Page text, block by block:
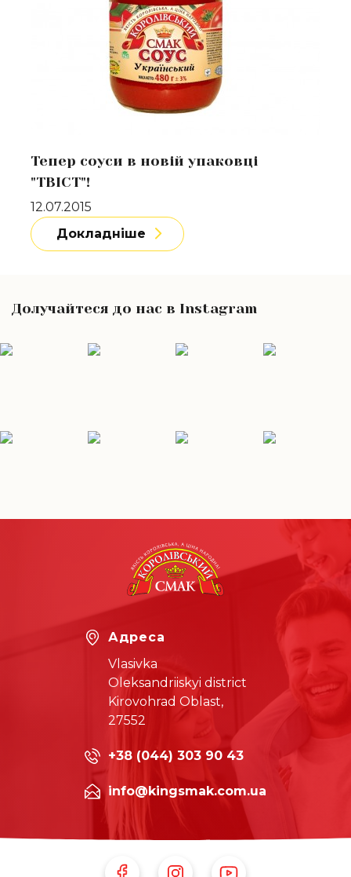
Тепер соуси в новій упаковці
"ТВІСТ"!
12.07.2015
Докладніше
Долучайтеся до нас в Instagram
Адреса
Vlasivka
Oleksandriiskyi district
Kirovohrad Oblast,
27552
+38 (044) 303 90 43
info@kingsmak.com.ua
Follow Us on Facebook
Follow Us on Instagram
Follow Us on Youtube